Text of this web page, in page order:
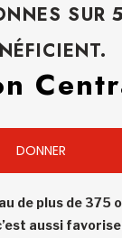
SUR
DONNER
de plus de 375
aussi